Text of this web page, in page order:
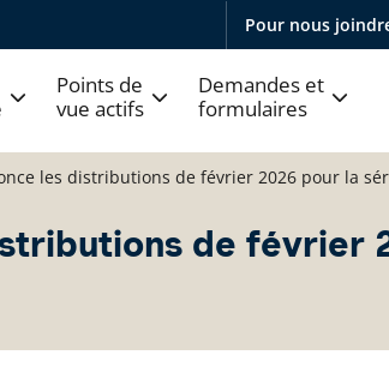
Pour nous
Points de
vue actifs
Demandes et
formulaires
les distributions de février 2026 pour la
de février